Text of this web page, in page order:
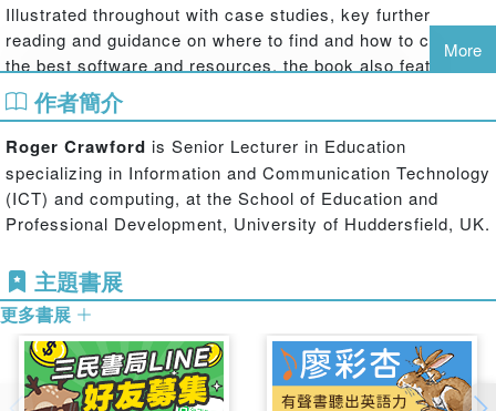
Illustrated throughout with case studies, key further
reading and guidance on where to find and how to choose
the best software and resources, the book also features a
guide to specifications, software for whole school support
and a useful glossary of key terms. Key topics covered
include:
Organising and delivering the ICT National Curriculum at key
stages 3 and 4 and post 16
mobile technologies
Assessment, record keeping and reporting
Popular hardware, software and networks
More
作者簡介
Roger Crawford is Senior Lecturer in Education
specializing in Information and Communication Technology
(ICT) and computing, at the School of Education and
Professional Development, University of Huddersfield, UK.
主題書展
更多書展